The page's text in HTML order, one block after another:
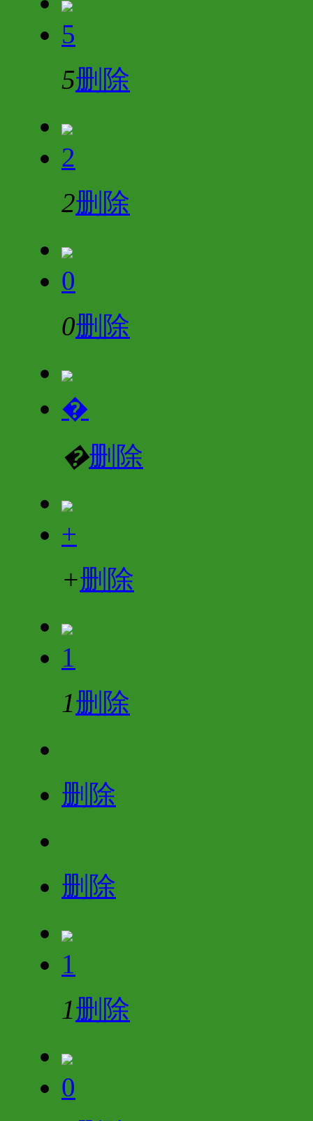
5
5删除
2
2删除
0
0删除
�
�删除
+
+删除
1
1删除
删除
删除
1
1删除
0